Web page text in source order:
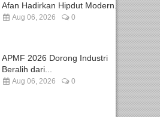
Afan Hadirkan Hipdut Modern...
Aug 06, 2026 0
APMF 2026 Dorong Industri
Beralih dari...
Aug 06, 2026 0